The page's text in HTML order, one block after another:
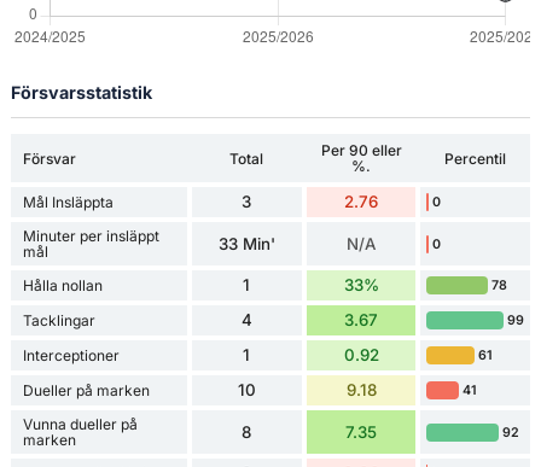
Försvarsstatistik
Försvar Total
Per 90 eller
%.
Percentil
Mål Insläppta 3 2.76 0
Minuter per insläppt
mål
33 Min' N/A 0
Hålla nollan 1 33% 78
Tacklingar 4 3.67 99
Interceptioner 1 0.92 61
Dueller på marken 10 9.18 41
Vunna dueller på
marken
8 7.35 92